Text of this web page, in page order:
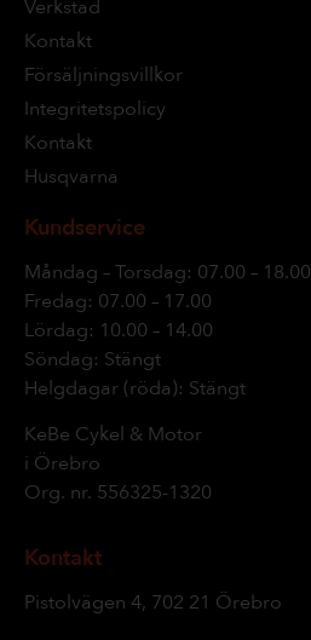
Verkstad
Kontakt
Försäljningsvillkor
Integritetspolicy
Kontakt
Husqvarna
Kundservice
Måndag – Torsdag: 07.00 – 18.00
Fredag: 07.00 – 17.00
Lördag: 10.00 – 14.00
Söndag: Stängt
Helgdagar (röda): Stängt
KeBe Cykel & Motor
i Örebro
Org. nr. 556325-1320
Kontakt
Pistolvägen 4, 702 21 Örebro